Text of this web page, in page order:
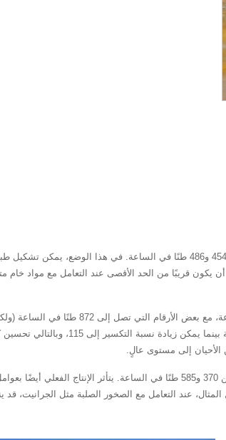
في وضع "التكسير" (مزيج من التغذية المتتالية والمركزية)، تُعدّ الآلة مناسبة بشكل خاص للعمليات الكاملة. يتراوح نطاق الإنتاج عادةً بين 454 و486 طنًا في الساعة. في
يكون قريبًا من الحد الأقصى عند التعامل مع مواد خام
في وضع "تحويل الحجر إلى حديد" (تغذية مركزية كاملة)، تُعدّ الآلة أكثر ملاءمة لإنتاج الرمل. يتراوح الإنتاج من 545 إلى 585 طنًا في الساعة،
التحقق من ذلك عمليًا، اعتمادًا على صلابة المادة الخام). في هذا الوضع، من خلال تحسين زاوية كتلة التأثير، يمكن تقليل
الأحيان إلى مستوى عالٍ.
وبالإجمال، يتراوح نطاق إنتاج الرمل لآلة صنع الرمل بالتأثير 1263 بين 320 و498 طنًا في الساعة تقريبًا، بينما يتراوح إنتاج النوع بأكمله بين 370 و585 طنًا في الساعة. يتأثر
(لا تتجاوز المواد الصلبة عمومًا 50 مم، ولا تتجاوز المواد اللينة عمومًا 55 مم). على سبيل المثال، عند التعامل مع الصخور الصلبة مثل